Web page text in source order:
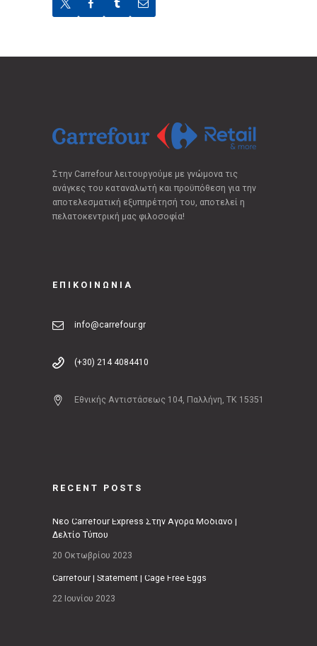
Στην Carrefour λειτουργούμε με γνώμονα τις
ανάγκες του καταναλωτή και προϋπόθεση για την
αποτελεσματική εξυπηρέτησή του, αποτελεί η
πελατοκεντρική μας φιλοσοφία!
ΕΠΙΚΟΙΝΩΝΙΑ
info@carrefour.gr
(+30) 214 4084410
Εθνικής Αντιστάσεως 104, Παλλήνη, ΤΚ 15351
RECENT POSTS
Νέο Carrefour Express Στην Αγορά Μοδιάνο |
Δελτίο Τύπου
20 Οκτωβρίου 2023
Carrefour | Statement | Cage Free Eggs
22 Ιουνίου 2023